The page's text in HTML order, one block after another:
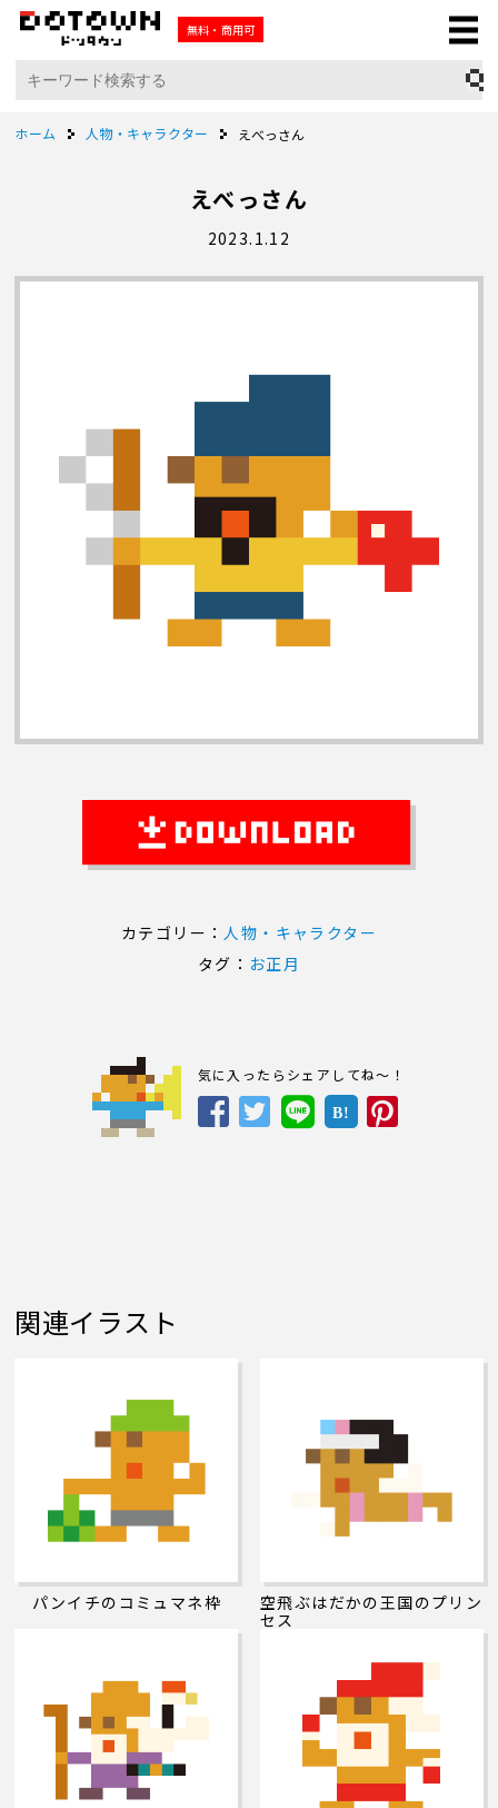
無料・商用可
ホーム 人物・キャラクター えべっさん
えべっさん
2023.1.12
カテゴリー：人物・キャラクター
タグ： お正月
気に入ったらシェアしてね～！
B!
関連イラスト
パンイチのコミュマネ枠
空飛ぶはだかの王国のプリン
セス